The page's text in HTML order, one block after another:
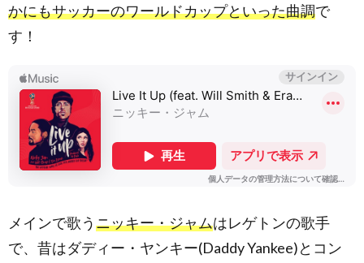
かにもサッカーのワールドカップといった曲調で
す！
メインで歌うニッキー・ジャムはレゲトンの歌手
で、昔はダディー・ヤンキー(Daddy Yankee)とコン